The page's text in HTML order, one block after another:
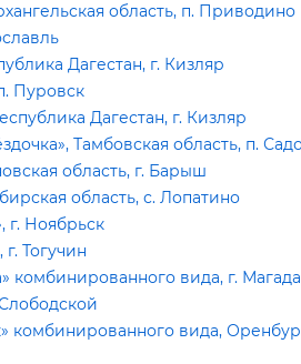
область, п. Приводино
Дагестан, г. Кизляр
Пуровск
Дагестан, г. Кизляр
Тамбовская область, п.
область, г. Барыш
область, с. Лопатино
г. Ноябрьск
Тогучин
вида, г.
вида,